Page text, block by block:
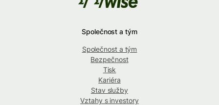
Společnost a tým
Společnost a tým
Bezpečnost
Tisk
Kariéra
Stav služby
Vztahy s investory